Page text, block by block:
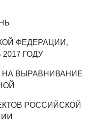
ФЕДЕРАЦИИ,
ГОДУ
ВЫРАВНИВАНИЕ
РОССИЙСКОЙ